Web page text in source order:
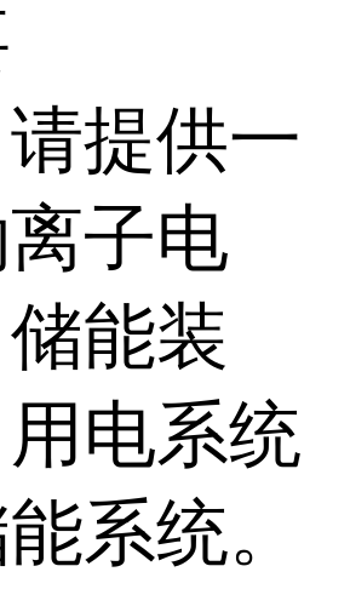
提供一
子电
能装
电系统
系统。